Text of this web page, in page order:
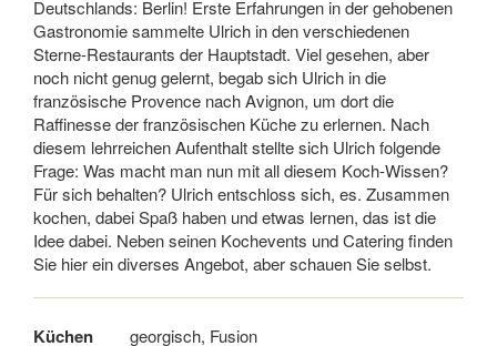
Deutschlands: Berlin! Erste Erfahrungen in der gehobenen
Gastronomie sammelte Ulrich in den verschiedenen
Sterne-Restaurants der Hauptstadt. Viel gesehen, aber
noch nicht genug gelernt, begab sich Ulrich in die
französische Provence nach Avignon, um dort die
Raffinesse der französischen Küche zu erlernen. Nach
diesem lehrreichen Aufenthalt stellte sich Ulrich folgende
Frage: Was macht man nun mit all diesem Koch-Wissen?
Für sich behalten? Ulrich entschloss sich, es. Zusammen
kochen, dabei Spaß haben und etwas lernen, das ist die
Idee dabei. Neben seinen Kochevents und Catering finden
Sie hier ein diverses Angebot, aber schauen Sie selbst.
Küchen georgisch, Fusion